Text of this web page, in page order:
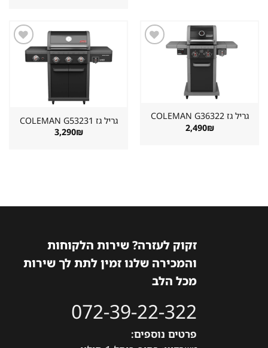
גריל גז ⁦COLEMAN G36322⁩
2,490₪
שמור
מוצר
גריל גז ⁦COLEMAN G53231⁩
3,290₪
זקוק לעזרה? שירות הלקוחות
והמכירה שלנו זמין לתת לך שירות
מכל הלב
072-39-22-322
פרטים נוספים: